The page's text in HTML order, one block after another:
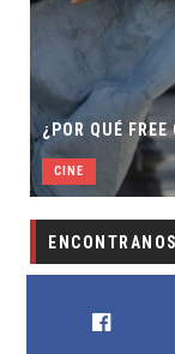
¿POR QUÉ
CINE